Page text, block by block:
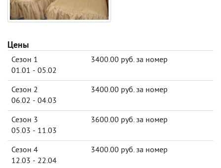
Цены
Сезон 1
01.01 - 05.02
3400.00 руб. за номер
Сезон 2
06.02 - 04.03
3400.00 руб. за номер
Сезон 3
05.03 - 11.03
3600.00 руб. за номер
Сезон 4
12.03 - 22.04
3400.00 руб. за номер